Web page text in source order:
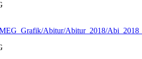
Abitur/Abitur_2018/